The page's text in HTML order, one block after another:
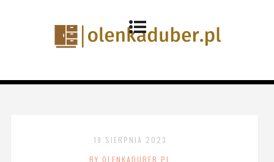
19 SIERPNIA 2023
BY OLENKADUBER.PL